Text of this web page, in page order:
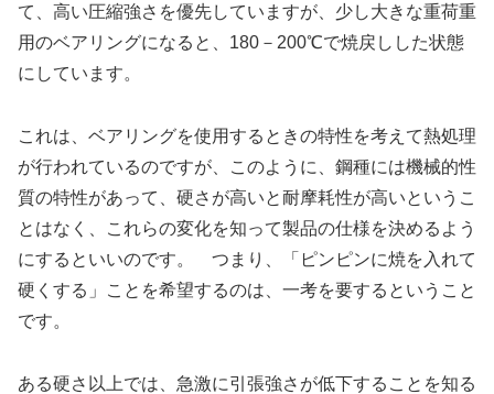
て、高い圧縮強さを優先していますが、少し大きな重荷重
用のベアリングになると、180－200℃で焼戻しした状態
にしています。
これは、ベアリングを使用するときの特性を考えて熱処理
が行われているのですが、このように、鋼種には機械的性
質の特性があって、硬さが高いと耐摩耗性が高いというこ
とはなく、これらの変化を知って製品の仕様を決めるよう
にするといいのです。 つまり、「ピンピンに焼を入れて
硬くする」ことを希望するのは、一考を要するということ
です。
ある硬さ以上では、急激に引張強さが低下することを知る